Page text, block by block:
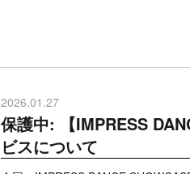
2026.01.27
保護中: 【IMPRESS
ビスについて